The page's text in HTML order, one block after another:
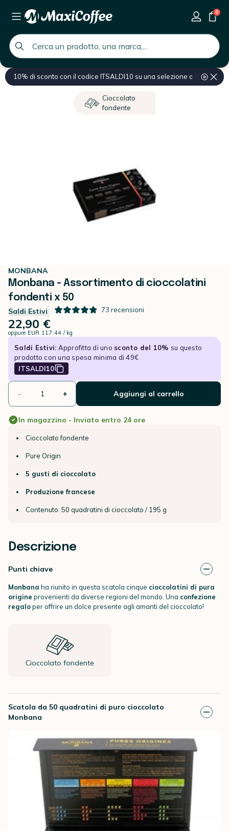
global.search.placeholder
0
10% di sconto con il codice ITSALDI10 su una selezione di prodotti
Home Cioccolato e Golosità Confezioni di cioccolato
Cioccolato
fondente
MONBANA
Monbana - Assortimento di cioccolatini
fondenti x 50
Saldi Estivi 73 recensioni
22,90 €
oppure EUR 117.44 / kg
Saldi Estivi: Approfitta di uno sconto del 10% su questo
prodotto con una spesa minima di 49€
ITSALDI10
- + Aggiungi al carrello
In magazzino - Inviato entro 24 ore
Cioccolato fondente
Pure Origin
5 gusti di cioccolato
Produzione francese
Contenuto: 50 quadratini di cioccolato / 195 g
Descrizione
Punti chiave
Monbana ha riunito in questa scatola cinque cioccolatini di pura
origine provenienti da diverse regioni del mondo. Una confezione
regaloper offrire un dolce presente agli amanti del cioccolato!
Cioccolato fondente
Scatola da 50 quadratini di puro cioccolato
Monbana